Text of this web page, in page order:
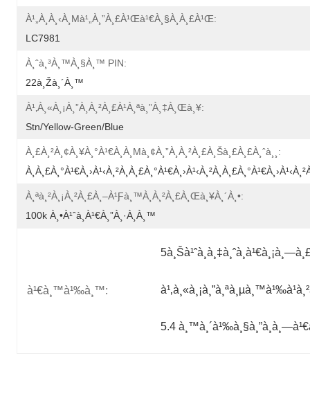
À¹„à¸­à¸‹à¸µà¹„à¸”à¸£à¹Œà¹€à¸§à¸­à¸£à¹Œ:
LC7981
À¸ˆà¸³à¸™à¸§à¸™ PIN:
22à¸žà¸´à¸™
À¹‚à¸«à¸¡à¸”à¸à¸²à¸£à¹à¸ªà¸”à¸‡à¸œà¸¥:
Stn/yellow-Green/blue
À¸£à¸²à¸¢à¸¥à¸°à¹€à¸­à¸µà¸¢à¸”à¸à¸²à¸£à¸šà¸£à¸£à¸ˆà¸¸:
À¸ªà¸²à¸¡à¸²à¸£à¸–À¹ƒà¸™à¸à¸²à¸£à¸œà¸¥à¸´à¸•:
100k À¸•à¹ˆà¸­à¹€à¸”à¸·à¸­à¸™
à¹€à¸™à¹‰à¸™:
5.4